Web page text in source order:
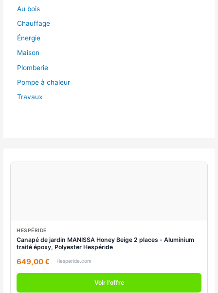
Au bois
Chauffage
Énergie
Maison
Plomberie
Pompe à chaleur
Travaux
HESPÉRIDE
Canapé de jardin MANISSA Honey Beige 2 places - Aluminium
traité époxy, Polyester Hespéride
649,00 € Hesperide.com
Voir l'offre